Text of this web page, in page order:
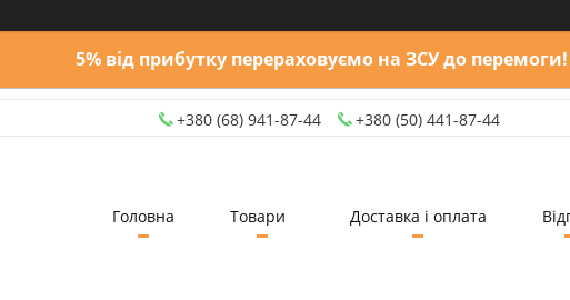
5% від прибутку перераховуємо на ЗСУ до перемоги!
+380 (68) 941-87-44 +380 (50) 441-87-44
Головна Товари Доставка і оплата